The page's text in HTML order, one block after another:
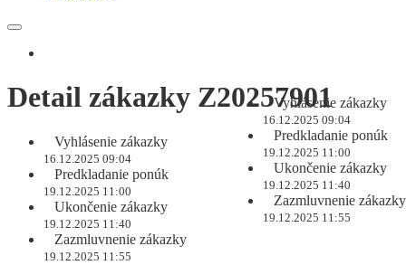
Vyhlásenie zákazky
16.12.2025 09:04
Predkladanie ponúk
19.12.2025 11:00
Ukončenie zákazky
19.12.2025 11:40
Zazmluvnenie zákazky
19.12.2025 11:55
Detail zákazky Z20257901
Vyhlásenie zákazky
16.12.2025 09:04
Predkladanie ponúk
19.12.2025 11:00
Ukončenie zákazky
19.12.2025 11:40
Zazmluvnenie zákazky
19.12.2025 11:55